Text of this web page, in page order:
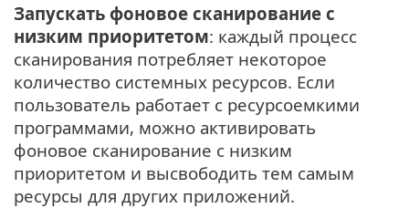
Запускать фоновое сканирование с
низким приоритетом: каждый процесс
сканирования потребляет некоторое
количество системных ресурсов. Если
пользователь работает с ресурсоемкими
программами, можно активировать
фоновое сканирование с низким
приоритетом и высвободить тем самым
ресурсы для других приложений.